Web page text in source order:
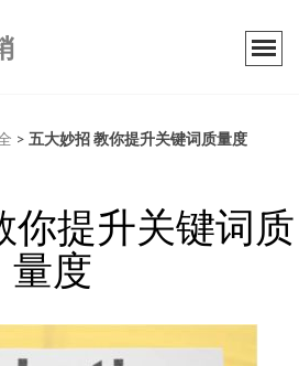
> 五大妙招 教你提升关键词质量度
你提升关键词质
量度